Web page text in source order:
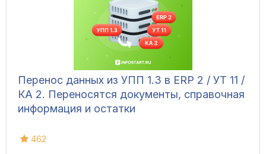
Перенос данных из УПП 1.3 в ERP 2 / УТ 11 /
КА 2. Переносятся документы, справочная
информация и остатки
462